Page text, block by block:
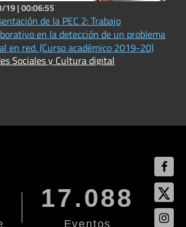
19 |00:06:55
de la PEC 2: Trabajo
en la detección de un problema
en red. (Curso académico 2019-20)
Sociales y Cultura digital
17.088
Eventos